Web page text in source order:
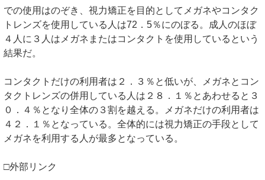
での使用はのぞき、視力矯正を目的としてメガネやコンタク
トレンズを使用している人は72．5％にのぼる。成人のほぼ
４人に３人はメガネまたはコンタクトを使用しているという
結果だ。
コンタクトだけの利用者は２．３％と低いが、メガネとコン
タクトレンズの併用している人は２８．１％とあわせると３
０．４％となり全体の３割を越える。メガネだけの利用者は
４２．１％となっている。全体的には視力矯正の手段として
メガネを利用する人が最多となっている。
□外部リンク